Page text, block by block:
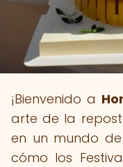
¡Bienvenido a
arte de la
en un mundo
cómo los